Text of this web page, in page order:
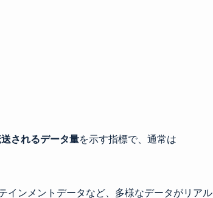
されるデータ量を示す指標で、通常は
インメントデータなど、多様なデータがリアル